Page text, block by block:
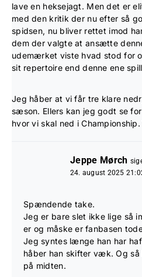
lave en heksejagt. Men det er
med den kritik der nu efter så
spidsen, nu bliver rettet imod
dem der valgte at ansætte
udemærket viste hvad stod for
sit repertoire end denne ene
Jeg håber at vi får tre klare
sæson. Ellers kan jeg godt se
hvor vi skal ned i Championship.
Jeppe Mørch
24. august 2025
Spændende take.
Jeg er bare slet ikke lige så
er og måske er fanbasen
Jeg syntes længe han har
håber han skifter væk. Og
på midten.